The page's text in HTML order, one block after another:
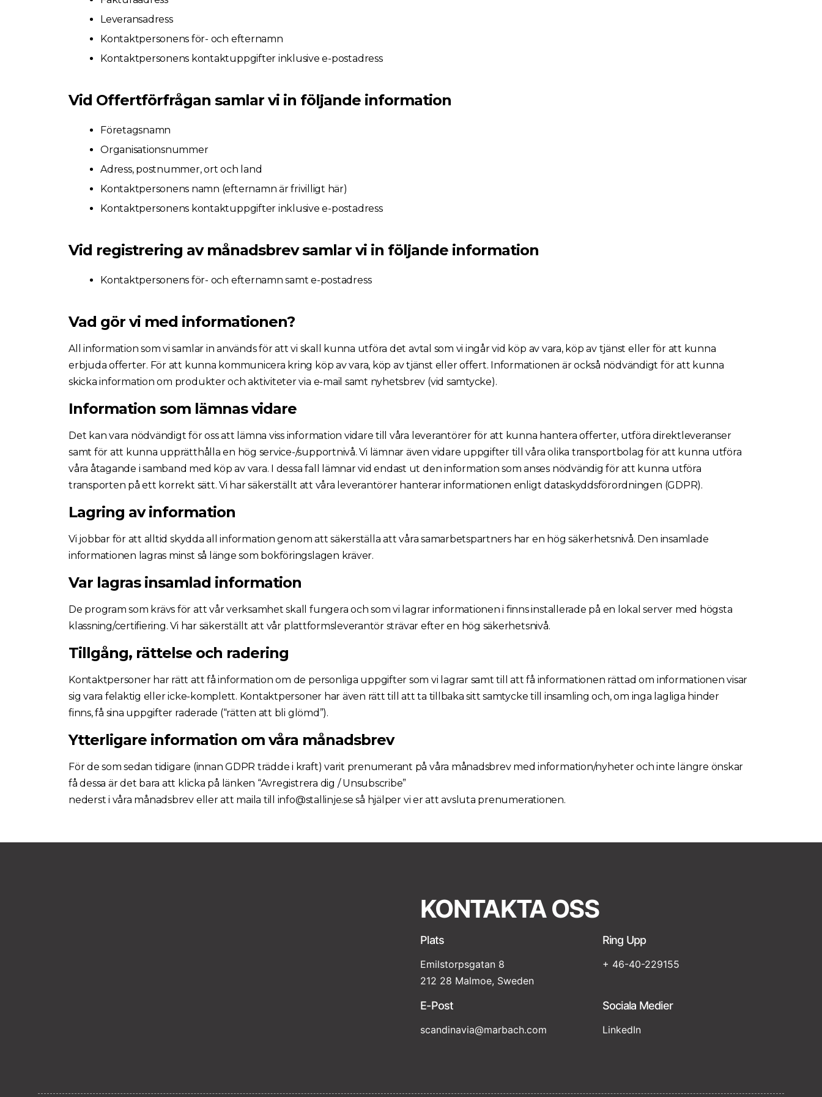
Leveransadress
Kontaktpersonens för- och efternamn
Kontaktpersonens kontaktuppgifter inklusive e-postadress
Vid Offertförfrågan samlar vi in följande information
Företagsnamn
Organisationsnummer
Adress, postnummer, ort och land
Kontaktpersonens namn (efternamn är frivilligt här)
Kontaktpersonens kontaktuppgifter inklusive e-postadress
Vid registrering av månadsbrev samlar vi in följande information
Kontaktpersonens för- och efternamn samt e-postadress
Vad gör vi med informationen?
All information som vi samlar in används för att vi skall kunna utföra det avtal som vi ingår vid köp av vara, köp av tjänst eller för att kunna
erbjuda offerter. För att kunna kommunicera kring köp av vara, köp av tjänst eller offert. Informationen är också nödvändigt för att kunna
skicka information om produkter och aktiviteter via e-mail samt nyhetsbrev (vid samtycke).
Information som lämnas vidare
Det kan vara nödvändigt för oss att lämna viss information vidare till våra leverantörer för att kunna hantera offerter, utföra direktleveranser
samt för att kunna upprätthålla en hög service-/supportnivå. Vi lämnar även vidare uppgifter till våra olika transportbolag för att kunna utföra
våra åtagande i samband med köp av vara. I dessa fall lämnar vid endast ut den information som anses nödvändig för att kunna utföra
transporten på ett korrekt sätt. Vi har säkerställt att våra leverantörer hanterar informationen enligt dataskyddsförordningen (GDPR).
Lagring av information
Vi jobbar för att alltid skydda all information genom att säkerställa att våra samarbetspartners har en hög säkerhetsnivå. Den insamlade
informationen lagras minst så länge som bokföringslagen kräver.
Var lagras insamlad information
De program som krävs för att vår verksamhet skall fungera och som vi lagrar informationen i finns installerade på en lokal server med högsta
klassning/certifiering. Vi har säkerställt att vår plattformsleverantör strävar efter en hög säkerhetsnivå.
Tillgång, rättelse och radering
Kontaktpersoner har rätt att få information om de personliga uppgifter som vi lagrar samt till att få informationen rättad om informationen visar
sig vara felaktig eller icke-komplett. Kontaktpersoner har även rätt till att ta tillbaka sitt samtycke till insamling och, om inga lagliga hinder
finns, få sina uppgifter raderade (“rätten att bli glömd”).
Ytterligare information om våra månadsbrev
För de som sedan tidigare (innan GDPR trädde i kraft) varit prenumerant på våra månadsbrev med information/nyheter och inte längre önskar
få dessa är det bara att klicka på länken “Avregistrera dig / Unsubscribe”
nederst i våra månadsbrev eller att maila till info@stallinje.se så hjälper vi er att avsluta prenumerationen.
KONTAKTA OSS
Plats
Emilstorpsgatan 8
212 28 Malmoe, Sweden
Ring Upp
+ 46-40-229155
E-Post
scandinavia@marbach.com
Sociala Medier
LinkedIn